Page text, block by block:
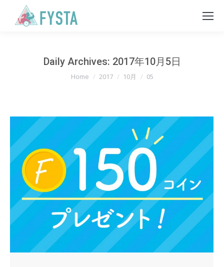
Daily Archives: 2017年10月5日
You are here:
Home 2017 10月 05